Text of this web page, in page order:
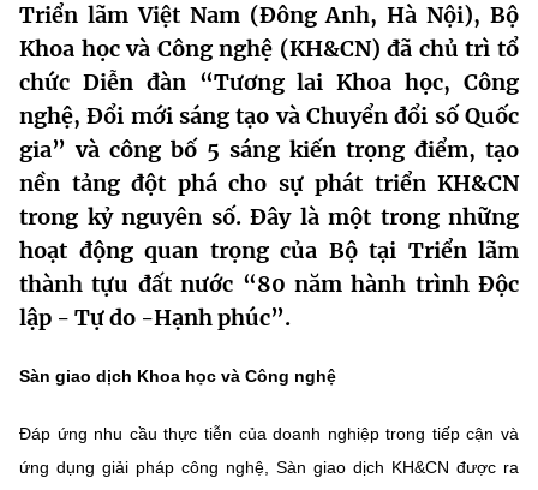
Lịch sử phát triển
Sở Khoa học và Công nghệ
Đổi mới sáng tạo
Chuyển đổi số
Bưu chính, Viễn thông
Sở hữu trí tuệ
Tiêu chuẩn, đo lường, chất lượng
Tin địa phương
Hệ thống văn bản
Văn bản chỉ đạo điều hành
Lấy ý kiến người dân về dự thảo VBQPPL
MST IOFFICE
THỐNG KÊ
Khoa học và Công nghệ
Đổi mới sáng tạo
Chuyển đổi số
Bưu chính, Viễn thông
Sở hữu trí tuệ
Multimedia
THƯ ĐIỆN TỬ
Khác
Ảnh
Triển lãm Việt Nam (Đông Anh, Hà Nội), Bộ
Khoa học và Công nghệ (KH&CN) đã chủ trì tổ
chức Diễn đàn “Tương lai Khoa học, Công
nghệ, Đổi mới sáng tạo và Chuyển đổi số Quốc
gia” và công bố 5 sáng kiến trọng điểm, tạo
nền tảng đột phá cho sự phát triển KH&CN
trong kỷ nguyên số. Đây là một trong những
hoạt động quan trọng của Bộ tại Triển lãm
thành tựu đất nước “80 năm hành trình Độc
lập - Tự do -Hạnh phúc”.
Sàn giao dịch Khoa học và Công nghệ
Đáp ứng nhu cầu thực tiễn của doanh nghiệp trong tiếp cận và
ứng dụng giải pháp công nghệ, Sàn giao dịch KH&CN được ra